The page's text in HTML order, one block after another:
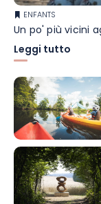
ENFANTS
Un po' più vicini
Leggi tutto